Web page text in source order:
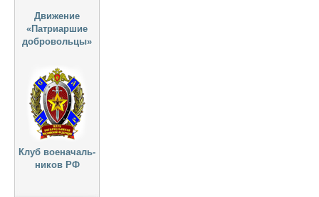
Движение
«Патриаршие
добровольцы»
Клуб военачаль-
ников РФ